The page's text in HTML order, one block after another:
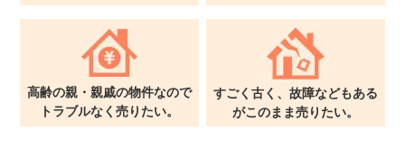
高齢の親・親戚の物件なので
トラブルなく売りたい。
すごく古く、故障などもある
がこのまま売りたい。